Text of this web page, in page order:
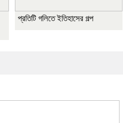
প্রতিটি গলিতে ইতিহাসের গল্প